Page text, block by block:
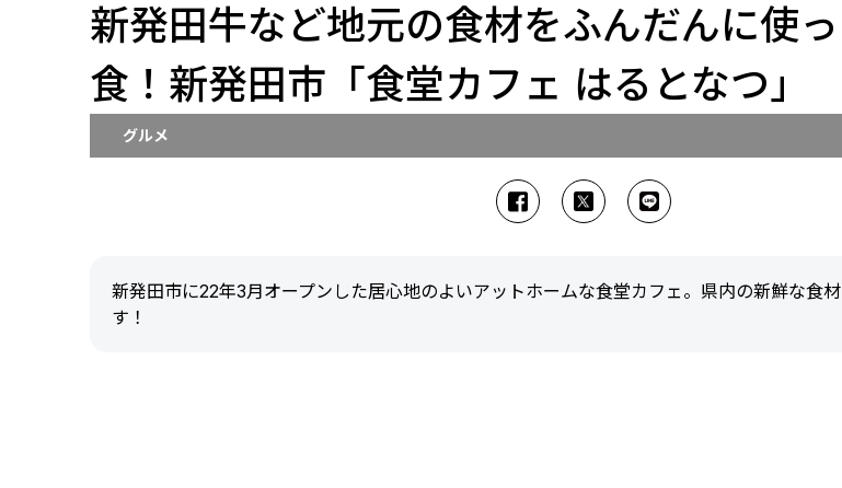
新発田牛など地元の食材をふんだんに使
食！新発田市「食堂カフェ はるとなつ」
グルメ
新発田市に22年3月オープンした居心地のよいアットホームな食堂カフェ。県内の新鮮な食
す！